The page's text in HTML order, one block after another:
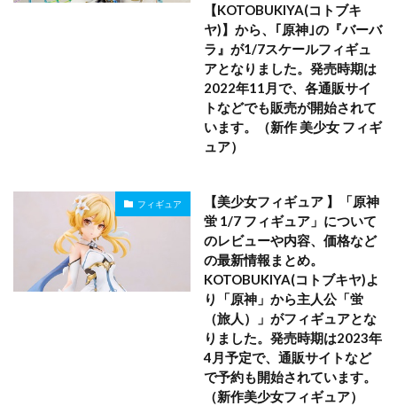
【KOTOBUKIYA(コトブキ
ヤ)】から、｢原神｣の『バーバ
ラ』が1/7スケールフィギュ
アとなりました。発売時期は
2022年11月で、各通販サイ
トなどでも販売が開始されて
います。（新作 美少女 フィギ
ュア）
フィギュア
【美少女フィギュア 】「原神
蛍 1/7 フィギュア」について
のレビューや内容、価格など
の最新情報まとめ。
KOTOBUKIYA(コトブキヤ)よ
り「原神」から主人公「蛍
（旅人）」がフィギュアとな
りました。発売時期は2023年
4月予定で、通販サイトなど
で予約も開始されています。
（新作美少女フィギュア）